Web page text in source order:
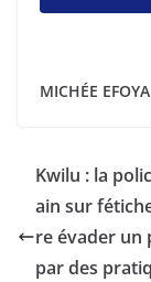
MICHÉE EFOYA
Kwilu : la
ain sur
re évader un
par des